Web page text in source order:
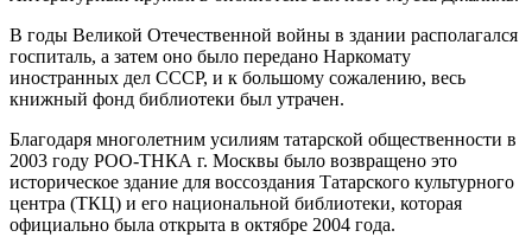
В годы Великой Отечественной войны в здании располагался
госпиталь, а затем оно было передано Наркомату
иностранных дел СССР, и к большому сожалению, весь
книжный фонд библиотеки был утрачен.
Благодаря многолетним усилиям татарской общественности в
2003 году РОО-ТНКА г. Москвы было возвращено это
историческое здание для воссоздания Татарского культурного
центра (ТКЦ) и его национальной библиотеки, которая
официально была открыта в октябре 2004 года.